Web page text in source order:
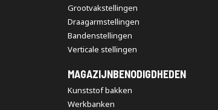
Grootvakstellingen
Draagarmstellingen
Bandenstellingen
Verticale stellingen
MAGAZIJNBENODIGDHEDEN
Kunststof bakken
Werkbanken